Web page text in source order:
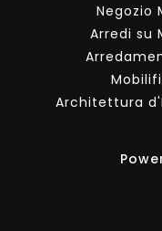
Negozio
Arredi su
Architettura